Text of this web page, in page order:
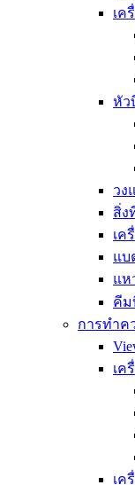
เค
หัว
วง
สิ่ง
เค
แบ
แห
คีม
การทำค
เค
เค